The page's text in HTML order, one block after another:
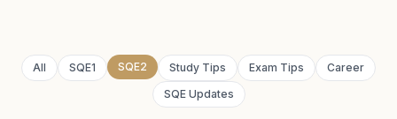
All SQE1 SQE2 Study Tips Exam Tips
Career
SQE Updates